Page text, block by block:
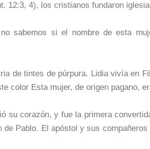
12:3, 4), los cristianos fundaron
sabemos si el nombre de esta
de tintes de púrpura. Lidia vivía en
color Esta mujer, de origen pagano,
su corazón, y fue la primera
de Pablo. El apóstol y sus